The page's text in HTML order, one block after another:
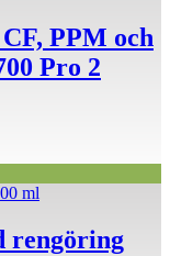
PPM och
Pro 2
rengöring